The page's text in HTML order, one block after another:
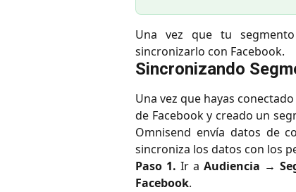
Una vez que tu
sincronizarlo con Facebook.
Sincronizando
Una vez que hayas
de Facebook y creado un
Omnisend envía datos de
sincroniza los datos con los
Paso 1. Ir a Audiencia →
Facebook.